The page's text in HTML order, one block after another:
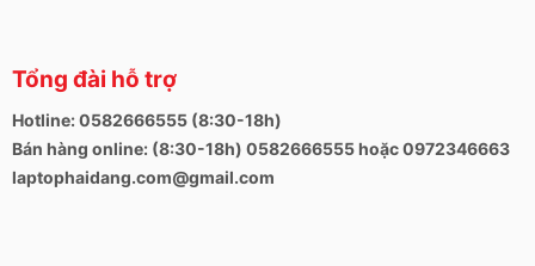
Tổng đài hỗ trợ
Hotline: 0582666555 (8:30-18h)
Bán hàng online: (8:30-18h) 0582666555 hoặc 0972346663
laptophaidang.com@gmail.com